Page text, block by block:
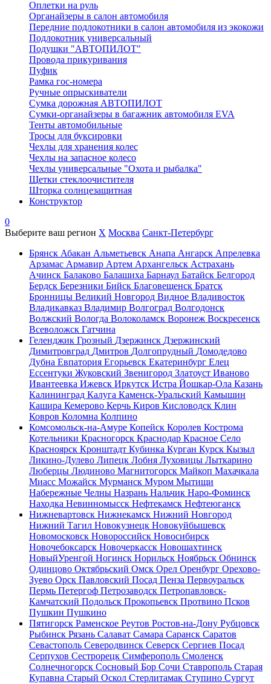
Оплетки на руль
Органайзеры в салон автомобиля
Передние подлокотники в салон автомобиля из экокожи
Подлокотник универсальный
Подушки "АВТОПИЛОТ"
Провода прикуривания
Пуфик
Рамка гос-номера
Ручные опрыскиватели
Сумка дорожная АВТОПИЛОТ
Сумки-органайзеры в багажник автомобиля EVA
Тенты автомобильные
Тросы для буксировки
Чехлы для хранения колес
Чехлы на запасное колесо
Чехлы универсальные "Охота и рыбалка"
Щетки стеклоочистителя
Шторка солнцезащитная
Конструктор
0
Выберите ваш регион X Москва Санкт-Петербург
Брянск Абакан Альметьевск Анапа Ангарск Апрелевка
Арзамас Армавир Артем Архангельск Астрахань
Ачинск Балаково Балашиха Барнаул Батайск Белгород
Бердск Березники Бийск Благовещенск Братск
Бронницы Великий Новгород Видное Владивосток
Владикавказ Владимир Волгоград Волгодонск
Волжский Вологда Волоколамск Воронеж Воскресенск
Всеволожск Гатчина
Геленджик Грозный Дзержинск Дзержинский
Димитровград Дмитров Долгопрудный Домодедово
Дубна Евпатория Егорьевск Екатеринбург Елец
Ессентуки Жуковский Звенигород Златоуст Иваново
Ивантеевка Ижевск Иркутск Истра Йошкар-Ола Казань
Калининград Калуга Каменск-Уральский Камышин
Кашира Кемерово Керчь Киров Кисловодск Клин
Ковров Коломна Колпино
Комсомольск-на-Амуре Копейск Королев Кострома
Котельники Красногорск Краснодар Красное Село
Красноярск Кронштадт Кубинка Курган Курск Кызыл
Ликино-Дулево Липецк Лобня Луховицы Лыткарино
Люберцы Людиново Магнитогорск Майкоп Махачкала
Миасс Можайск Мурманск Муром Мытищи
Набережные Челны Назрань Нальчик Наро-Фоминск
Находка Невинномысск Нефтекамск Нефтеюганск
Нижневартовск Нижнекамск Нижний Новгород
Нижний Тагил Новокузнецк Новокуйбышевск
Новомосковск Новороссийск Новосибирск
Новочебоксарск Новочеркасск Новошахтинск
НовыйУренгой Ногинск Норильск Ноябрьск Обнинск
Одинцово Октябрьский Омск Орел Оренбург Орехово-
Зуево Орск Павловский Посад Пенза Первоуральск
Пермь Петергоф Петрозаводск Петропавловск-
Камчатский Подольск Прокопьевск Протвино Псков
Пушкин Пушкино
Пятигорск Раменское Реутов Ростов-на-Дону Рубцовск
Рыбинск Рязань Салават Самара Саранск Саратов
Севастополь Северодвинск Северск Сергиев Посад
Серпухов Сестрорецк Симферополь Смоленск
Солнечногорск Сосновый Бор Сочи Ставрополь Старая
Купавна Старый Оскол Стерлитамак Ступино Сургут